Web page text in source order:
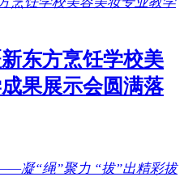
东方烹饪学校美
果展示会圆满落